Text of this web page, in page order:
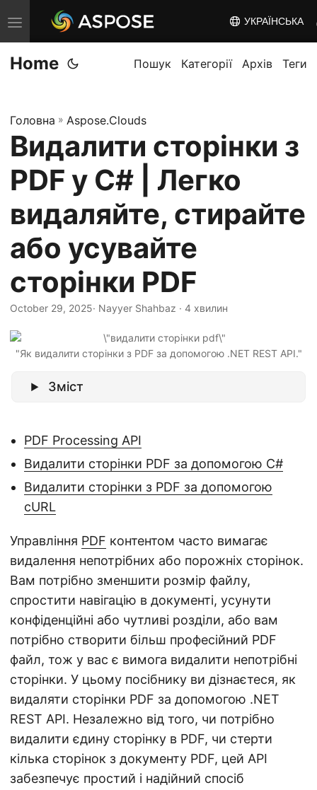
T
o
g
e
n
v
g
a
t
i
o
УКРАЇНСЬКА
Home Пошук Категорії Архів Теги
Головна » Aspose.Clouds
Видалити сторінки з
PDF у C# | Легко
видаляйте, стирайте
або усувайте
сторінки PDF
October 29, 2025· Nayyer Shahbaz · 4 хвилин
"Як видалити сторінки з PDF за допомогою .NET REST API."
Зміст
PDF Processing API
Видалити сторінки PDF за допомогою C#
Видалити сторінки з PDF за допомогою
cURL
Управління PDF контентом часто вимагає
видалення непотрібних або порожніх сторінок.
Вам потрібно зменшити розмір файлу,
спростити навігацію в документі, усунути
конфіденційні або чутливі розділи, або вам
потрібно створити більш професійний PDF
файл, тож у вас є вимога видалити непотрібні
сторінки. У цьому посібнику ви дізнаєтеся, як
видаляти сторінки PDF за допомогою .NET
REST API. Незалежно від того, чи потрібно
видалити єдину сторінку в PDF, чи стерти
кілька сторінок з документу PDF, цей API
забезпечує простий і надійний спосіб